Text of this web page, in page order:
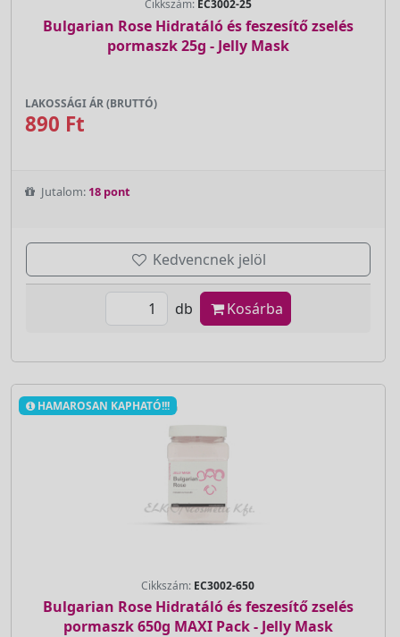
Cikkszám: EC3002-25
Bulgarian Rose Hidratáló és feszesítő zselés
pormaszk 25g - Jelly Mask
LAKOSSÁGI ÁR (BRUTTÓ)
890 Ft
Jutalom: 18 pont
Kedvencnek jelöl
db Kosárba
HAMAROSAN KAPHATÓ!!!
Cikkszám: EC3002-650
Bulgarian Rose Hidratáló és feszesítő zselés
pormaszk 650g MAXI Pack - Jelly Mask